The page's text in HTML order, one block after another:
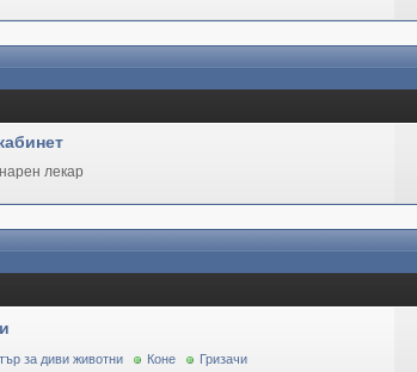
лекар
за диви животни Коне Гризачи